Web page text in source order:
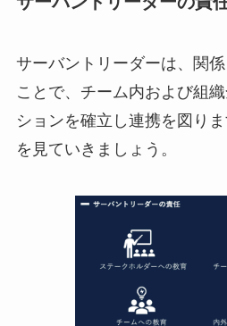
サーバントリーダーは、関
ことで、チーム内および組
ションを確立し連携を図り
を見ていきましょう。